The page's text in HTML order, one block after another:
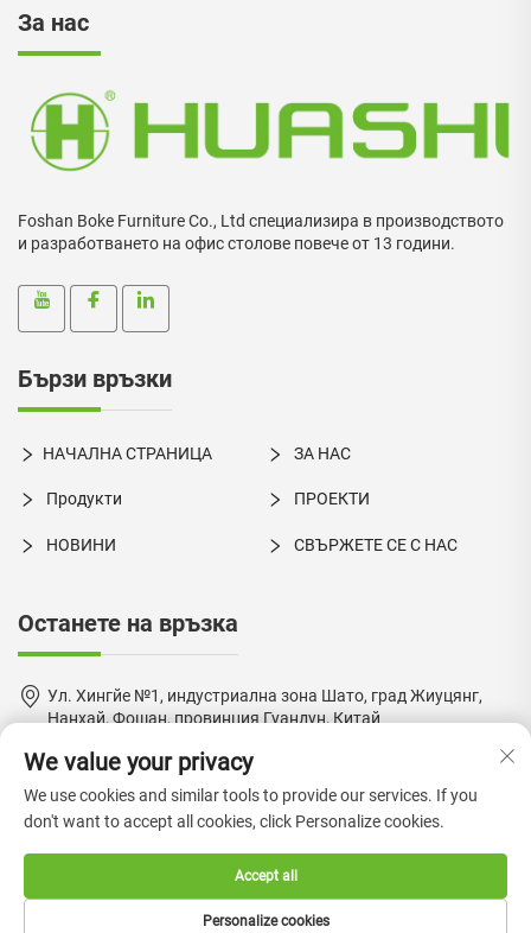
За нас
Foshan Boke Furniture Co., Ltd специализира в производството
и разработването на офис столове повече от 13 години.
Бързи връзки
НАЧАЛНА СТРАНИЦА ЗА НАС
Продукти ПРОЕКТИ
НОВИНИ СВЪРЖЕТЕ СЕ С НАС
Останете на връзка
Ул. Хингйе №1, индустриална зона Шато, град Жиуцянг,
Нанхай, Фошан, провинция Гуандун, Китай
+86-18924550960
[email protected]
Авторско право © 2024 от Foshan Boke Furniture Co., Ltd. —
Политика за поверителност
We value your privacy
We use cookies and similar tools to provide our services. If you
don't want to accept all cookies, click Personalize cookies.
Personalize cookies
Accept all